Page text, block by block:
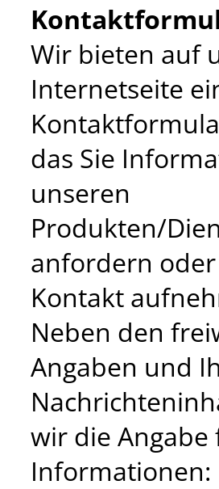
Wir bieten auf
Internetseite
das Sie
unseren
Produkten/
anfordern
Kontakt
Neben den
Angaben und
wir die
Informationen: